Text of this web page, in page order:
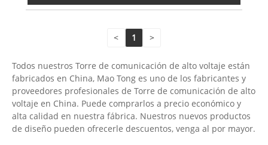
< 1 >
Todos nuestros Torre de comunicación de alto voltaje están
fabricados en China, Mao Tong es uno de los fabricantes y
proveedores profesionales de Torre de comunicación de alto
voltaje en China. Puede comprarlos a precio económico y
alta calidad en nuestra fábrica. Nuestros nuevos productos
de diseño pueden ofrecerle descuentos, venga al por mayor.